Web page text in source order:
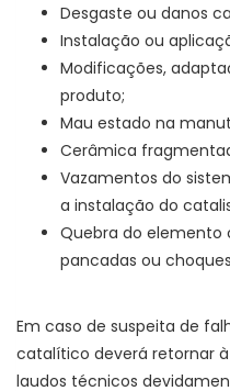
Desgaste ou danos
Instalação ou
Modificações,
produto;
Mau estado na
Cerâmica
Vazamentos do
a instalação do
Quebra do elemento
pancadas ou
Em caso de suspeita de
catalítico deverá retornar
laudos técnicos